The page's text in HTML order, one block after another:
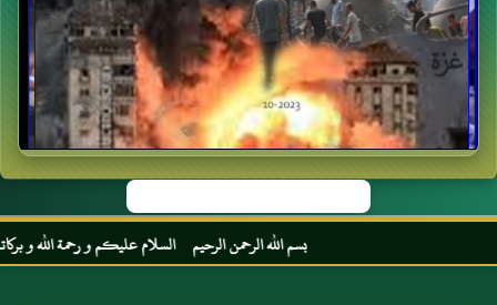
بسم الله الرحمن الرحيم السلام عليكم و رحمة الله و